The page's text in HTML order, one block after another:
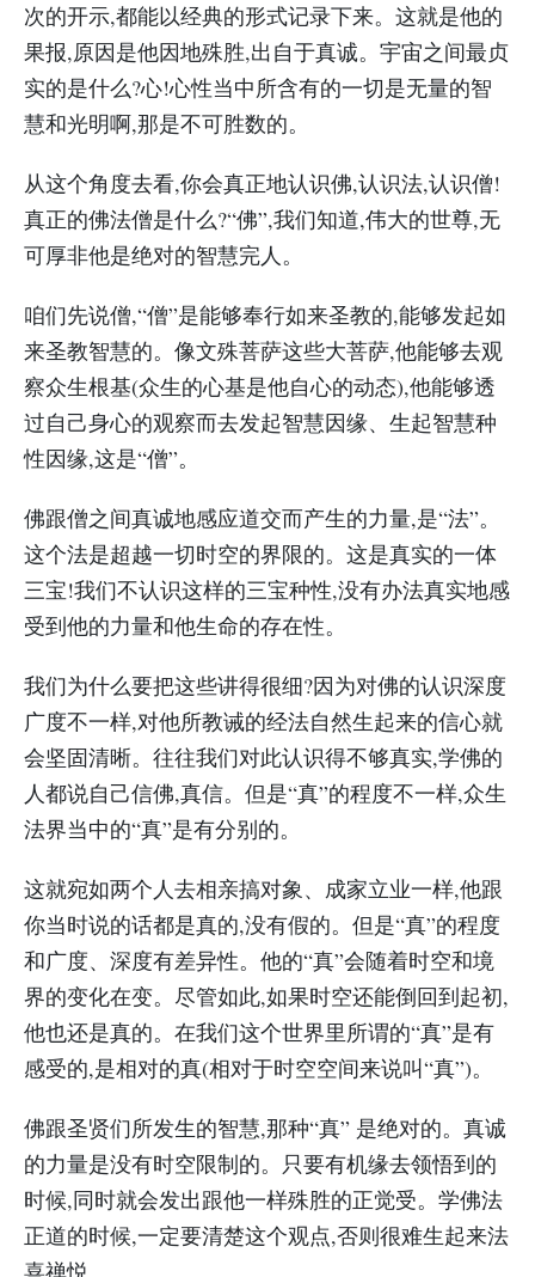
次的开示,都能以经典的形式记录下来。这就是他的
果报,原因是他因地殊胜,出自于真诚。宇宙之间最贞
实的是什么?心!心性当中所含有的一切是无量的智
慧和光明啊,那是不可胜数的。
从这个角度去看,你会真正地认识佛,认识法,认识僧!
真正的佛法僧是什么?“佛”,我们知道,伟大的世尊,无
可厚非他是绝对的智慧完人。
咱们先说僧,“僧”是能够奉行如来圣教的,能够发起如
来圣教智慧的。像文殊菩萨这些大菩萨,他能够去观
察众生根基(众生的心基是他自心的动态),他能够透
过自己身心的观察而去发起智慧因缘、生起智慧种
性因缘,这是“僧”。
佛跟僧之间真诚地感应道交而产生的力量,是“法”。
这个法是超越一切时空的界限的。这是真实的一体
三宝!我们不认识这样的三宝种性,没有办法真实地感
受到他的力量和他生命的存在性。
我们为什么要把这些讲得很细?因为对佛的认识深度
广度不一样,对他所教诫的经法自然生起来的信心就
会坚固清晰。往往我们对此认识得不够真实,学佛的
人都说自己信佛,真信。但是“真”的程度不一样,众生
法界当中的“真”是有分别的。
这就宛如两个人去相亲搞对象、成家立业一样,他跟
你当时说的话都是真的,没有假的。但是“真”的程度
和广度、深度有差异性。他的“真”会随着时空和境
界的变化在变。尽管如此,如果时空还能倒回到起初,
他也还是真的。在我们这个世界里所谓的“真”是有
感受的,是相对的真(相对于时空空间来说叫“真”)。
佛跟圣贤们所发生的智慧,那种“真” 是绝对的。真诚
的力量是没有时空限制的。只要有机缘去领悟到的
时候,同时就会发出跟他一样殊胜的正觉受。学佛法
正道的时候,一定要清楚这个观点,否则很难生起来法
喜禅悦。